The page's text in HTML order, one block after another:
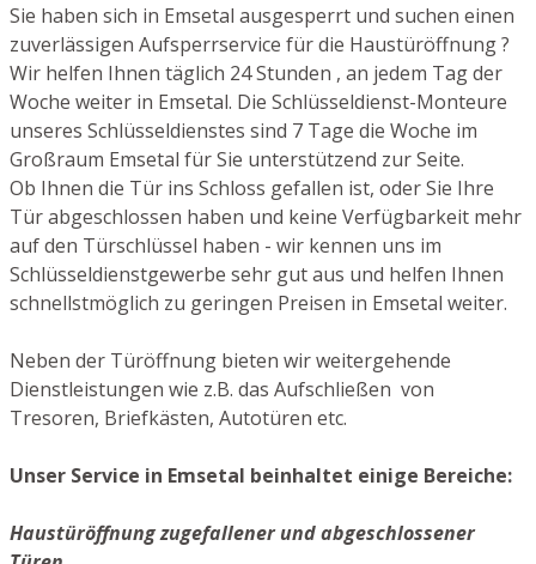
Sie haben sich in Emsetal ausgesperrt und suchen einen
zuverlässigen Aufsperrservice für die Haustüröffnung ?
Wir helfen Ihnen täglich 24 Stunden , an jedem Tag der
Woche weiter in Emsetal. Die Schlüsseldienst-Monteure
unseres Schlüsseldienstes sind 7 Tage die Woche im
Großraum Emsetal für Sie unterstützend zur Seite.
Ob Ihnen die Tür ins Schloss gefallen ist, oder Sie Ihre
Tür abgeschlossen haben und keine Verfügbarkeit mehr
auf den Türschlüssel haben - wir kennen uns im
Schlüsseldienstgewerbe sehr gut aus und helfen Ihnen
schnellstmöglich zu geringen Preisen in Emsetal weiter.
Neben der Türöffnung bieten wir weitergehende
Dienstleistungen wie z.B. das Aufschließen von
Tresoren, Briefkästen, Autotüren etc.
Unser Service in Emsetal beinhaltet einige Bereiche:
Haustüröffnung zugefallener und abgeschlossener